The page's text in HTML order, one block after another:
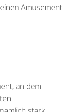
Amusement
an dem